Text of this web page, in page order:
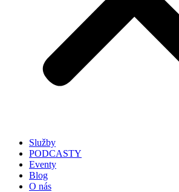
Služby
PODCASTY
Eventy
Blog
O nás